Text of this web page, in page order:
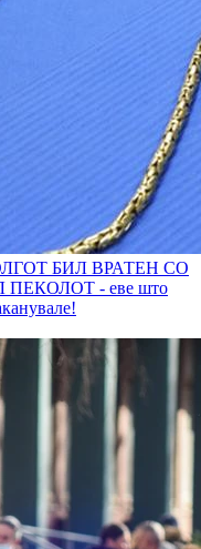
БИЛ ВРАТЕН СО
- еве што